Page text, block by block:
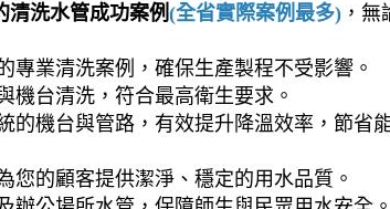
清洗水管成功案例(全省實際案例最多) ，
專業清洗案例，確保生產製程不受影響。
機台清洗，符合最高衛生要求。
的機台與管路，有效提升降溫效率，節省
您的顧客提供潔淨、穩定的用水品質。